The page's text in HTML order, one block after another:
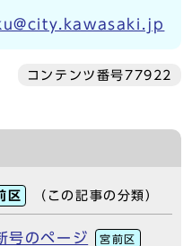
コンテンツ番号77922
区 （この記事の分類）
号のページ 宮前区